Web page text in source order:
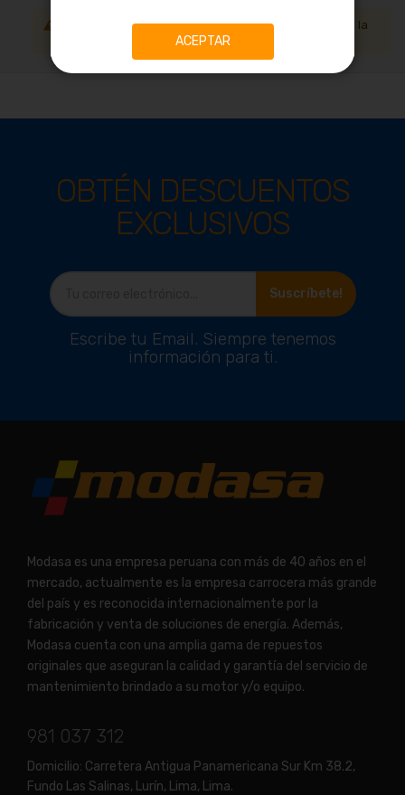
No podemos encontrar productos que coincida con la
OBTÉN DESCUENTOS
EXCLUSIVOS
Suscríbete!
Escribe tu Email. Siempre tenemos
información para ti.
Modasa es una empresa peruana con más de 40 años en el
mercado, actualmente es la empresa carrocera más grande
del país y es reconocida internacionalmente por la
fabricación y venta de soluciones de energía. Además,
Modasa cuenta con una amplia gama de repuestos
originales que aseguran la calidad y garantía del servicio de
mantenimiento brindado a su motor y/o equipo.
981 037 312
Domicilio: Carretera Antigua Panamericana Sur Km 38.2,
Fundo Las Salinas, Lurín, Lima, Lima.
ACEPTAR